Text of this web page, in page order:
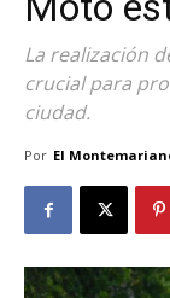
La realización
crucial para
ciudad.
Por El